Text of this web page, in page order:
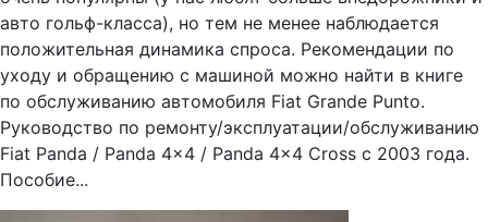
авто гольф-класса), но тем не менее наблюдается
положительная динамика спроса. Рекомендации по
уходу и обращению с машиной можно найти в книге
по обслуживанию автомобиля Fiat Grande Punto.
Руководство по ремонту/эксплуатации/обслуживанию
Fiat Panda / Panda 4x4 / Panda 4x4 Cross c 2003 года.
Пособие...